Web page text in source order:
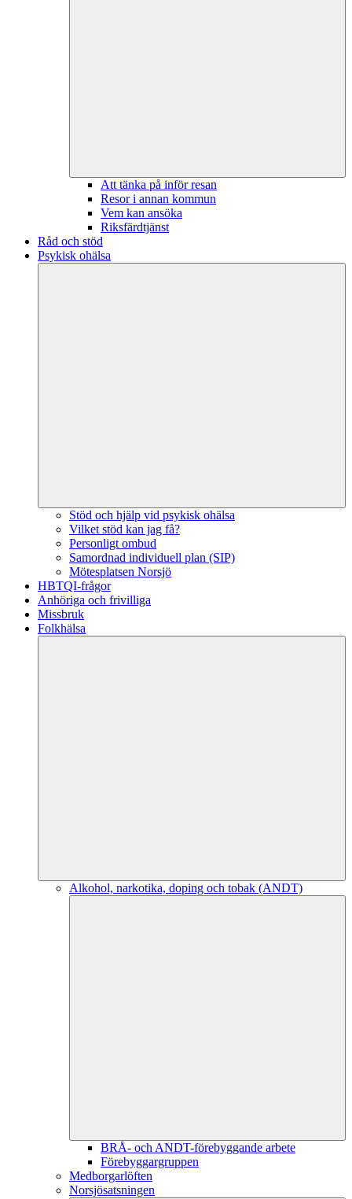
Att tänka på inför resan
Resor i annan kommun
Vem kan ansöka
Riksfärdtjänst
Råd och stöd
Psykisk ohälsa
Stöd och hjälp vid psykisk ohälsa
Vilket stöd kan jag få?
Personligt ombud
Samordnad individuell plan (SIP)
Mötesplatsen Norsjö
HBTQI-frågor
Anhöriga och frivilliga
Missbruk
Folkhälsa
Alkohol, narkotika, doping och tobak (ANDT)
BRÅ- och ANDT-förebyggande arbete
Förebyggargruppen
Medborgarlöften
Norsjösatsningen